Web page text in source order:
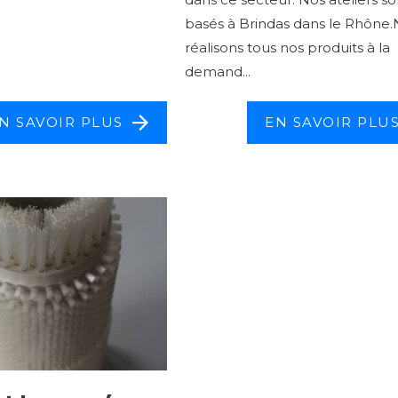
SAVOIR PLUS
basés à Brindas dans le
réalisons tous nos produits à la
demand...
EN SAVOIR PLUS